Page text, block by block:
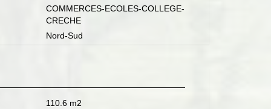
COMMERCES-ECOLES-COLLEGE-
CRECHE
Nord-Sud
110.6 m2